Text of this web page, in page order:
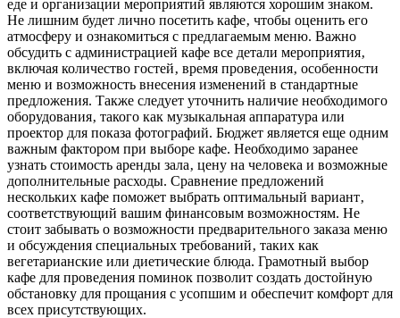
еде и организации мероприятий являются хорошим знаком.
Не лишним будет лично посетить кафе‚ чтобы оценить его
атмосферу и ознакомиться с предлагаемым меню. Важно
обсудить с администрацией кафе все детали мероприятия‚
включая количество гостей‚ время проведения‚ особенности
меню и возможность внесения изменений в стандартные
предложения. Также следует уточнить наличие необходимого
оборудования‚ такого как музыкальная аппаратура или
проектор для показа фотографий. Бюджет является еще одним
важным фактором при выборе кафе. Необходимо заранее
узнать стоимость аренды зала‚ цену на человека и возможные
дополнительные расходы. Сравнение предложений
нескольких кафе поможет выбрать оптимальный вариант‚
соответствующий вашим финансовым возможностям. Не
стоит забывать о возможности предварительного заказа меню
и обсуждения специальных требований‚ таких как
вегетарианские или диетические блюда. Грамотный выбор
кафе для проведения поминок позволит создать достойную
обстановку для прощания с усопшим и обеспечит комфорт для
всех присутствующих.